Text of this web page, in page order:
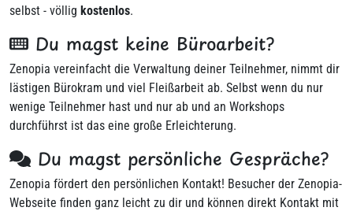
selbst - völlig kostenlos.
Du magst keine Büroarbeit?
Zenopia vereinfacht die Verwaltung deiner Teilnehmer, nimmt dir
lästigen Bürokram und viel Fleißarbeit ab. Selbst wenn du nur
wenige Teilnehmer hast und nur ab und an Workshops
durchführst ist das eine große Erleichterung.
Du magst persönliche Gespräche?
Zenopia fördert den persönlichen Kontakt! Besucher der Zenopia-
Webseite finden ganz leicht zu dir und können direkt Kontakt mit